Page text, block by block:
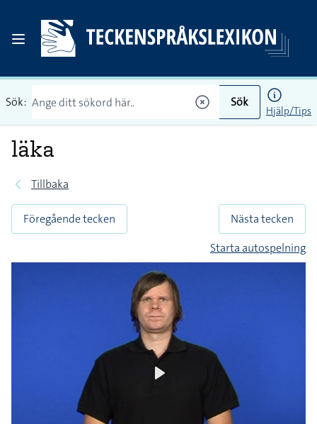
Sök: Sök
Hjälp/Tips
läka
Tillbaka
Föregående tecken
Nästa tecken
Starta autospelning